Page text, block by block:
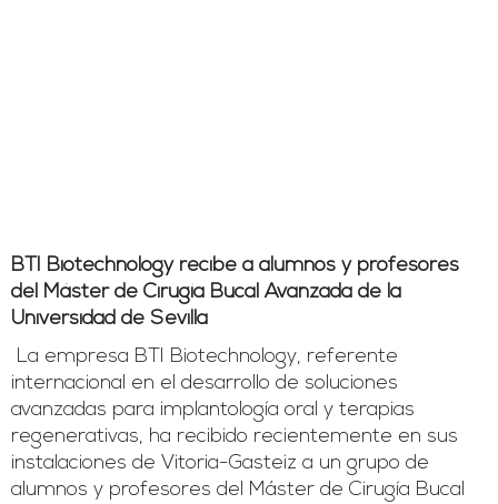
BTI Biotechnology recibe a alumnos y profesores
del Máster de Cirugía Bucal Avanzada de la
Universidad de Sevilla
La empresa BTI Biotechnology, referente
internacional en el desarrollo de soluciones
avanzadas para implantología oral y terapias
regenerativas, ha recibido recientemente en sus
instalaciones de Vitoria-Gasteiz a un grupo de
alumnos y profesores del Máster de Cirugía Bucal